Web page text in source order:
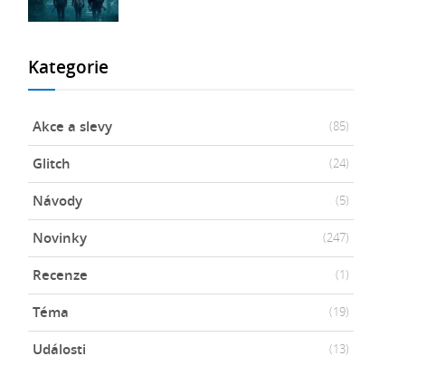
Kategorie
Akce a slevy (85)
Glitch (24)
Návody (5)
Novinky (247)
Recenze (1)
Téma (19)
Události (13)